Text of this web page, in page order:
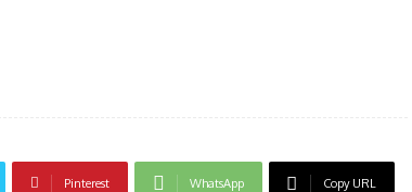
Pinterest WhatsApp Copy URL